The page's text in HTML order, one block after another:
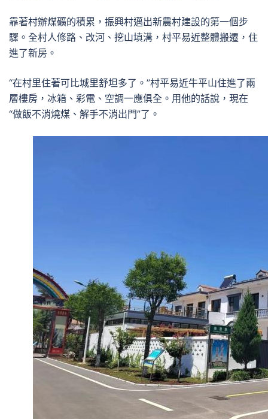
靠著村辦煤礦的積累，振興村邁出新農村建設的第一個步
驟。全村人修路、改河、挖山填溝，村平易近整體搬遷，住
進了新房。
“在村里住著可比城里舒坦多了。”村平易近牛平山住進了兩
層樓房，冰箱、彩電、空調一應俱全。用他的話說，現在
“做飯不消燒煤、解手不消出門”了。